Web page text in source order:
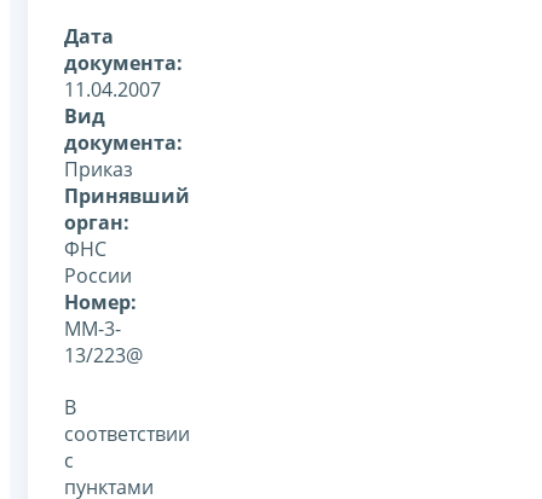
Дата
документа:
11.04.2007
Вид
документа:
Приказ
Принявший
орган:
ФНС
России
Номер:
ММ-3-
13/223@
В
соответствии
с
пунктами